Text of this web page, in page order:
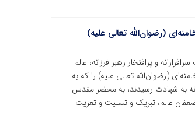
(رضوان‌الله تعالی علیه)
و پرافتخار رهبر فرزانه، عالم
(رضوان‌الله تعالی علیه) را که به
به شهادت رسیدند، به محضر مقدس
عالم، تبریک و تسلیت و تعزیت